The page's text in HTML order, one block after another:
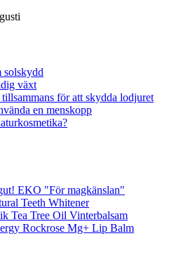
solskydd
växt
för att skydda lodjuret
en menskopp
EKO "För magkänslan"
Teeth Whitener
Tea Tree Oil Vinterbalsam
Rockrose Mg+ Lip Balm